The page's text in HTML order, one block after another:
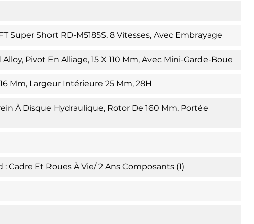
Super Short RD-M5185S, 8 Vitesses, Avec Embrayage
Pivot En Alliage, 15 X 110 Mm, Avec Mini-Garde-Boue
Mm, Largeur Intérieure 25 Mm, 28H
À Disque Hydraulique, Rotor De 160 Mm, Portée
Cadre Et Roues À Vie/ 2 Ans Composants (1)